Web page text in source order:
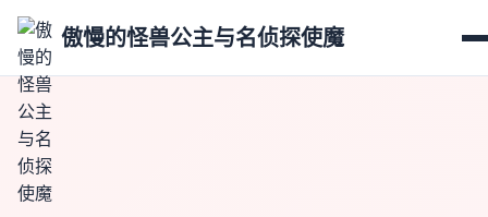
傲慢的怪兽公主与名侦探使魔